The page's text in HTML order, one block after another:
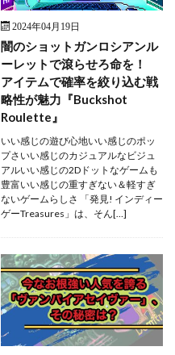
2024年04月19日
闇のショットガンロシアンル
ーレットで滾らせろ命を！
アイテムで確率を絞り込む戦
略性が魅力『Buckshot
Roulette』
いい感じの遊び心地いい感じのポッ
プさいい感じのカジュアルなビジュ
アルいい感じの2Dドットなゲームも
豊富いい感じの重すぎない＆軽すぎ
ないゲームらしさ 「発見! インディー
ゲーTreasures」は、そん[…]